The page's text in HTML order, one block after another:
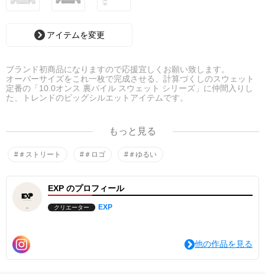
アイテムを変更
ブランド初商品になりますので応援宜しくお願い致します。
オーバーサイズをこれ一枚で完成させる、計算づくしのスウェット
定番の「10.0オンス 裏パイル スウェット シリーズ」に仲間入りし
た、トレンドのビッグシルエットアイテムです。
裾まわりのシルエットが浮かないように絞り込んだ裾口や、ほどよ
ど、シルエットの随所にこだわりを詰め込んだほか、首まわりはタ
もっと見る
#＃ストリート #＃ロゴ #＃ゆるい
EXP のプロフィール
クリエーター EXP
他の作品を見る